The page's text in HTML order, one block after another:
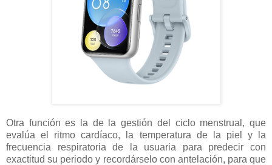
Otra función es la de la gestión del ciclo menstrual, que
evalúa el ritmo cardíaco, la temperatura de la piel y la
frecuencia respiratoria de la usuaria para predecir con
exactitud su periodo y recordárselo con antelación, para que